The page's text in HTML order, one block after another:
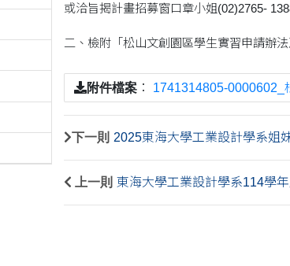
或洽旨揭計畫招募窗口章小姐(02)2765-
二、檢附「松山文創園區學生實習申請辦
附件檔案 ： 1741314805-0000602_
下一則 2025東海大學工業設計學系姐
上一則 東海大學工業設計學系114學